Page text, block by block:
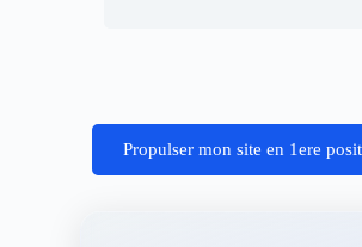
Propulser mon site en 1ere